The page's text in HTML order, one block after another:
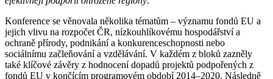
Konference se věnovala několika tématům – významu fondů EU a
jejich vlivu na rozpočet ČR, nízkouhlíkovému hospodářství a
ochraně přírody, podnikání a konkurenceschopnosti nebo
sociálnímu začleňování a vzdělávání. V každém z bloků zazněly
také klíčové závěry z hodnocení dopadů projektů podpořených z
fondů EU v končícím programovém období 2014–2020. Následně